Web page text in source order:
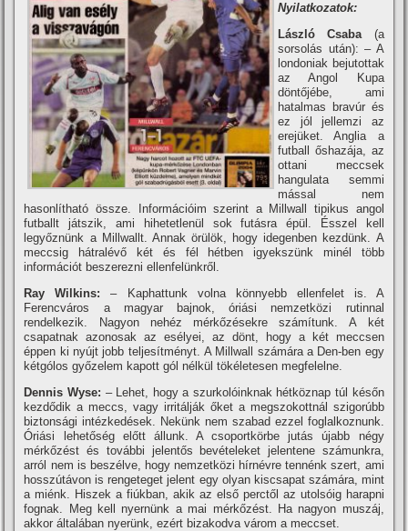
Nyilatkozatok:
László Csaba(a
sorsolás után): – A
londoniak bejutottak
az Angol Kupa
döntőjébe, ami
hatalmas bravúr és
ez jól jellemzi az
erejüket. Anglia a
futball őshazája, az
ottani meccsek
hangulata semmi
mással nem
hasonlí­tható össze. Információim szerint a Millwall tipikus angol
futballt játszik, ami hihetetlenül sok futásra épül. Ésszel kell
legyőznünk a Millwallt. Annak örülök, hogy idegenben kezdünk. A
meccsig hátralévő két és fél hétben igyekszünk minél több
információt beszerezni ellenfelünkről.
Ray Wilkins: – Kaphattunk volna könnyebb ellenfelet is. A
Ferencváros a magyar bajnok, óriási nemzetközi rutinnal
rendelkezik. Nagyon nehéz mérkőzésekre számí­tunk. A két
csapatnak azonosak az esélyei, az dönt, hogy a két meccsen
éppen ki nyújt jobb teljesí­tményt. A Millwall számára a Den-ben egy
kétgólos győzelem kapott gól nélkül tökéletesen megfelelne.
Dennis Wyse: – Lehet, hogy a szurkolóinknak hétköznap túl későn
kezdődik a meccs, vagy irritálják őket a megszokottnál szigorúbb
biztonsági intézkedések. Nekünk nem szabad ezzel foglalkoznunk.
Óriási lehetőség előtt állunk. A csoportkörbe jutás újabb négy
mérkőzést és további jelentős bevételeket jelentene számunkra,
arról nem is beszélve, hogy nemzetközi hí­rnévre tennénk szert, ami
hosszútávon is rengeteget jelent egy olyan kiscsapat számára, mint
a miénk. Hiszek a fiúkban, akik az első perctől az utolsóig harapni
fognak. Meg kell nyernünk a mai mérkőzést. Ha nagyon muszáj,
akkor általában nyerünk, ezért bizakodva várom a meccset.